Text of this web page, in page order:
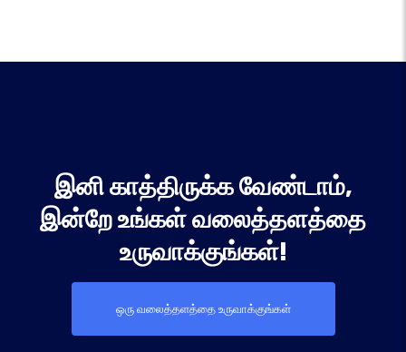
இனி காத்திருக்க வேண்டாம்,
இன்றே உங்கள் வலைத்தளத்தை
உருவாக்குங்கள்!
ஒரு வலைத்தளத்தை உருவாக்குங்கள்